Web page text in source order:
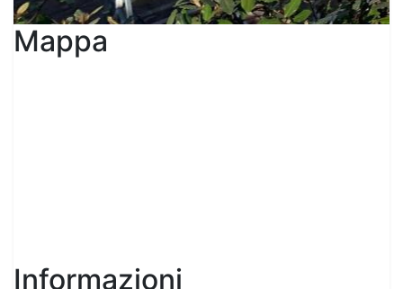
Il granito scolpito dal vento qui sa di cisto e ginepro,